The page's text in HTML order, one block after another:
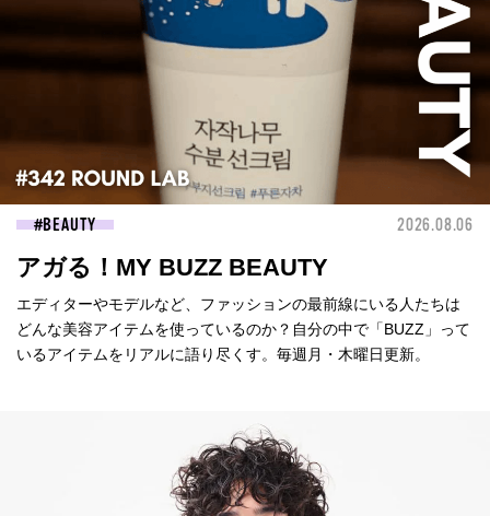
BEAUTY 2026.08.06
アガる！MY BUZZ BEAUTY
エディターやモデルなど、ファッションの最前線にいる人たちは
どんな美容アイテムを使っているのか？自分の中で「BUZZ」って
いるアイテムをリアルに語り尽くす。毎週月・木曜日更新。